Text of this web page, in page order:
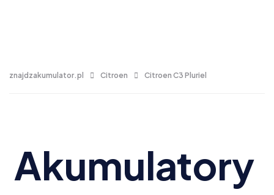
znajdzakumulator.pl Citroen Citroen C3 Pluriel
Akumulatory